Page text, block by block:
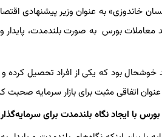
خاندوزی» به عنوان وزیر پیشنهادی
معاملات بورس به صورت بلندمدت،
خوشحال بود که یکی از افراد تحصیل
اتفاقی مثبت برای بازار سرمایه صحبت
با ایجاد نگاه بلندمدت برای